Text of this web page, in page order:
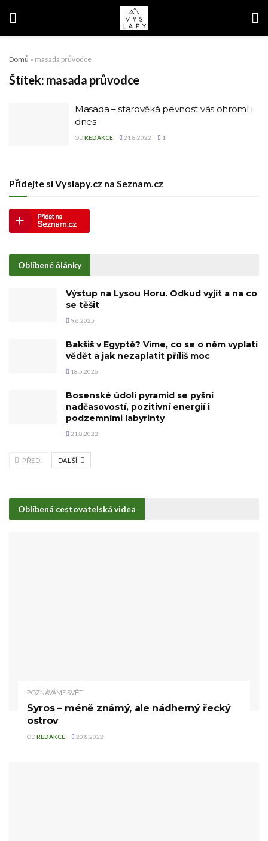
Domů » masada průvodce
Štítek: masada průvodce
Masada – starověká pevnost vás ohromí i
dnes
ODREDAKCE 21.8.2022 1
Přidejte si Vyslapy.cz na Seznam.cz
Oblíbené články
Výstup na Lysou Horu. Odkud vyjít a na co
se těšit
9.6.2025
Bakšiš v Egyptě? Víme, co se o něm vyplatí
vědět a jak nezaplatit příliš moc
18.5.2026
Bosenské údolí pyramid se pyšní
nadčasovostí, pozitivní energií i
podzemními labyrinty
21.8.2022
PŘED. DALŠÍ
Oblíbená cestovatelská videa
POZNÁVÁME SVĚT
Syros – méně známý, ale nádherný řecký
ostrov
ODREDAKCE 20.8.2022